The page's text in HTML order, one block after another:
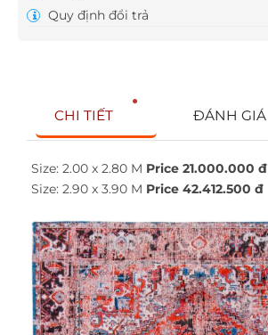
Quy định đổi trả
CHI TIẾT ĐÁNH GIÁ
Size: 2.00 x 2.80 M Price 21.000.000 đ
Size: 2.90 x 3.90 M Price 42.412.500 đ